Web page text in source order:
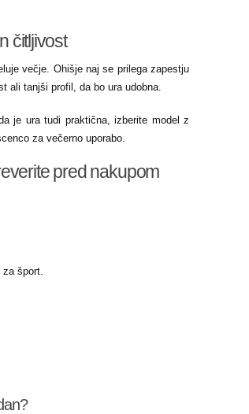
čitljivost
večje. Ohišje naj se prilega zapestju
ali tanjši profil, da bo ura udobna.
je ura tudi praktična, izberite model z
za večerno uporabo.
pred nakupom
za šport.